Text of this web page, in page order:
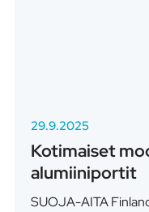
29.9.2025
Kotimaiset
alumiiniportit
SUOJA-AITA